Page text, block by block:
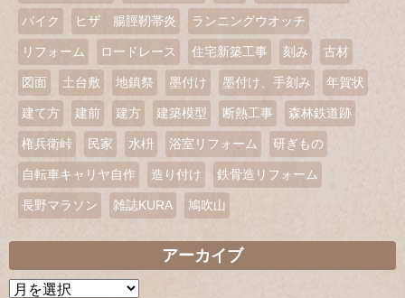
バイク ヒザ 腸脛靭帯炎 ランニングウオッチ
リフォーム ロードレース 住宅新築工事 刻み 古材
図面 土台敷 地鎮祭 墨付け 墨付け、手刻み 年賀状
建て方 建前 建方 建築模型 断熱工事 森林鉄道跡
権兵衛峠 民家 水枡 浴室リフォーム 研ぎもの
自転車キャリヤ自作 造り付け 鉄骨造リフォーム
長野マラソン 雑誌KURA 鳩吹山
アーカイブ
ア